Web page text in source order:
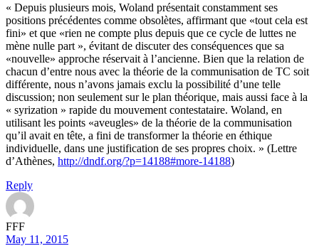
« Depuis plusieurs mois, Woland présentait constamment ses
positions précédentes comme obsolètes, affirmant que «tout cela est
fini» et que «rien ne compte plus depuis que ce cycle de luttes ne
mène nulle part », évitant de discuter des conséquences que sa
«nouvelle» approche réservait à l’ancienne. Bien que la relation de
chacun d’entre nous avec la théorie de la communisation de TC soit
différente, nous n’avons jamais exclu la possibilité d’une telle
discussion; non seulement sur le plan théorique, mais aussi face à la
« syrization » rapide du mouvement contestataire. Woland, en
utilisant les points «aveugles» de la théorie de la communisation
qu’il avait en tête, a fini de transformer la théorie en éthique
individuelle, dans une justification de ses propres choix. » (Lettre
d’Athènes, http://dndf.org/?p=14188#more-14188)
Reply
FFF
May 11, 2015